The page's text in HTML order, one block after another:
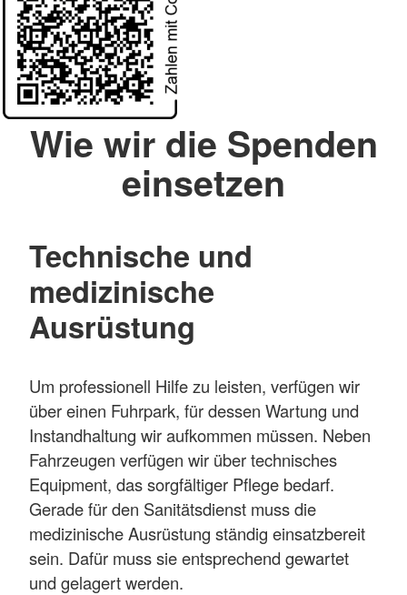
Wie wir die Spenden
einsetzen
Technische und
medizinische
Ausrüstung
Um professionell Hilfe zu leisten, verfügen wir
über einen Fuhrpark, für dessen Wartung und
Instandhaltung wir aufkommen müssen. Neben
Fahrzeugen verfügen wir über technisches
Equipment, das sorgfältiger Pflege bedarf.
Gerade für den Sanitätsdienst muss die
medizinische Ausrüstung ständig einsatzbereit
sein. Dafür muss sie entsprechend gewartet
und gelagert werden.